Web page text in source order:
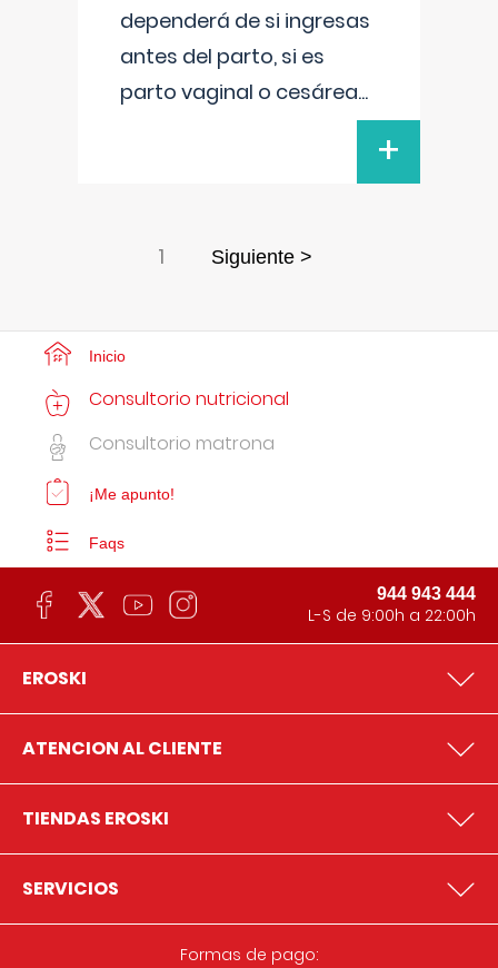
dependerá de si ingresas
antes del parto, si es
parto vaginal o cesárea...
+
1 Siguiente >
Inicio
Consultorio nutricional
Consultorio matrona
¡Me apunto!
Faqs
944 943 444
L-S de 9:00h a 22:00h
EROSKI
ATENCION AL CLIENTE
TIENDAS EROSKI
SERVICIOS
Formas de pago: